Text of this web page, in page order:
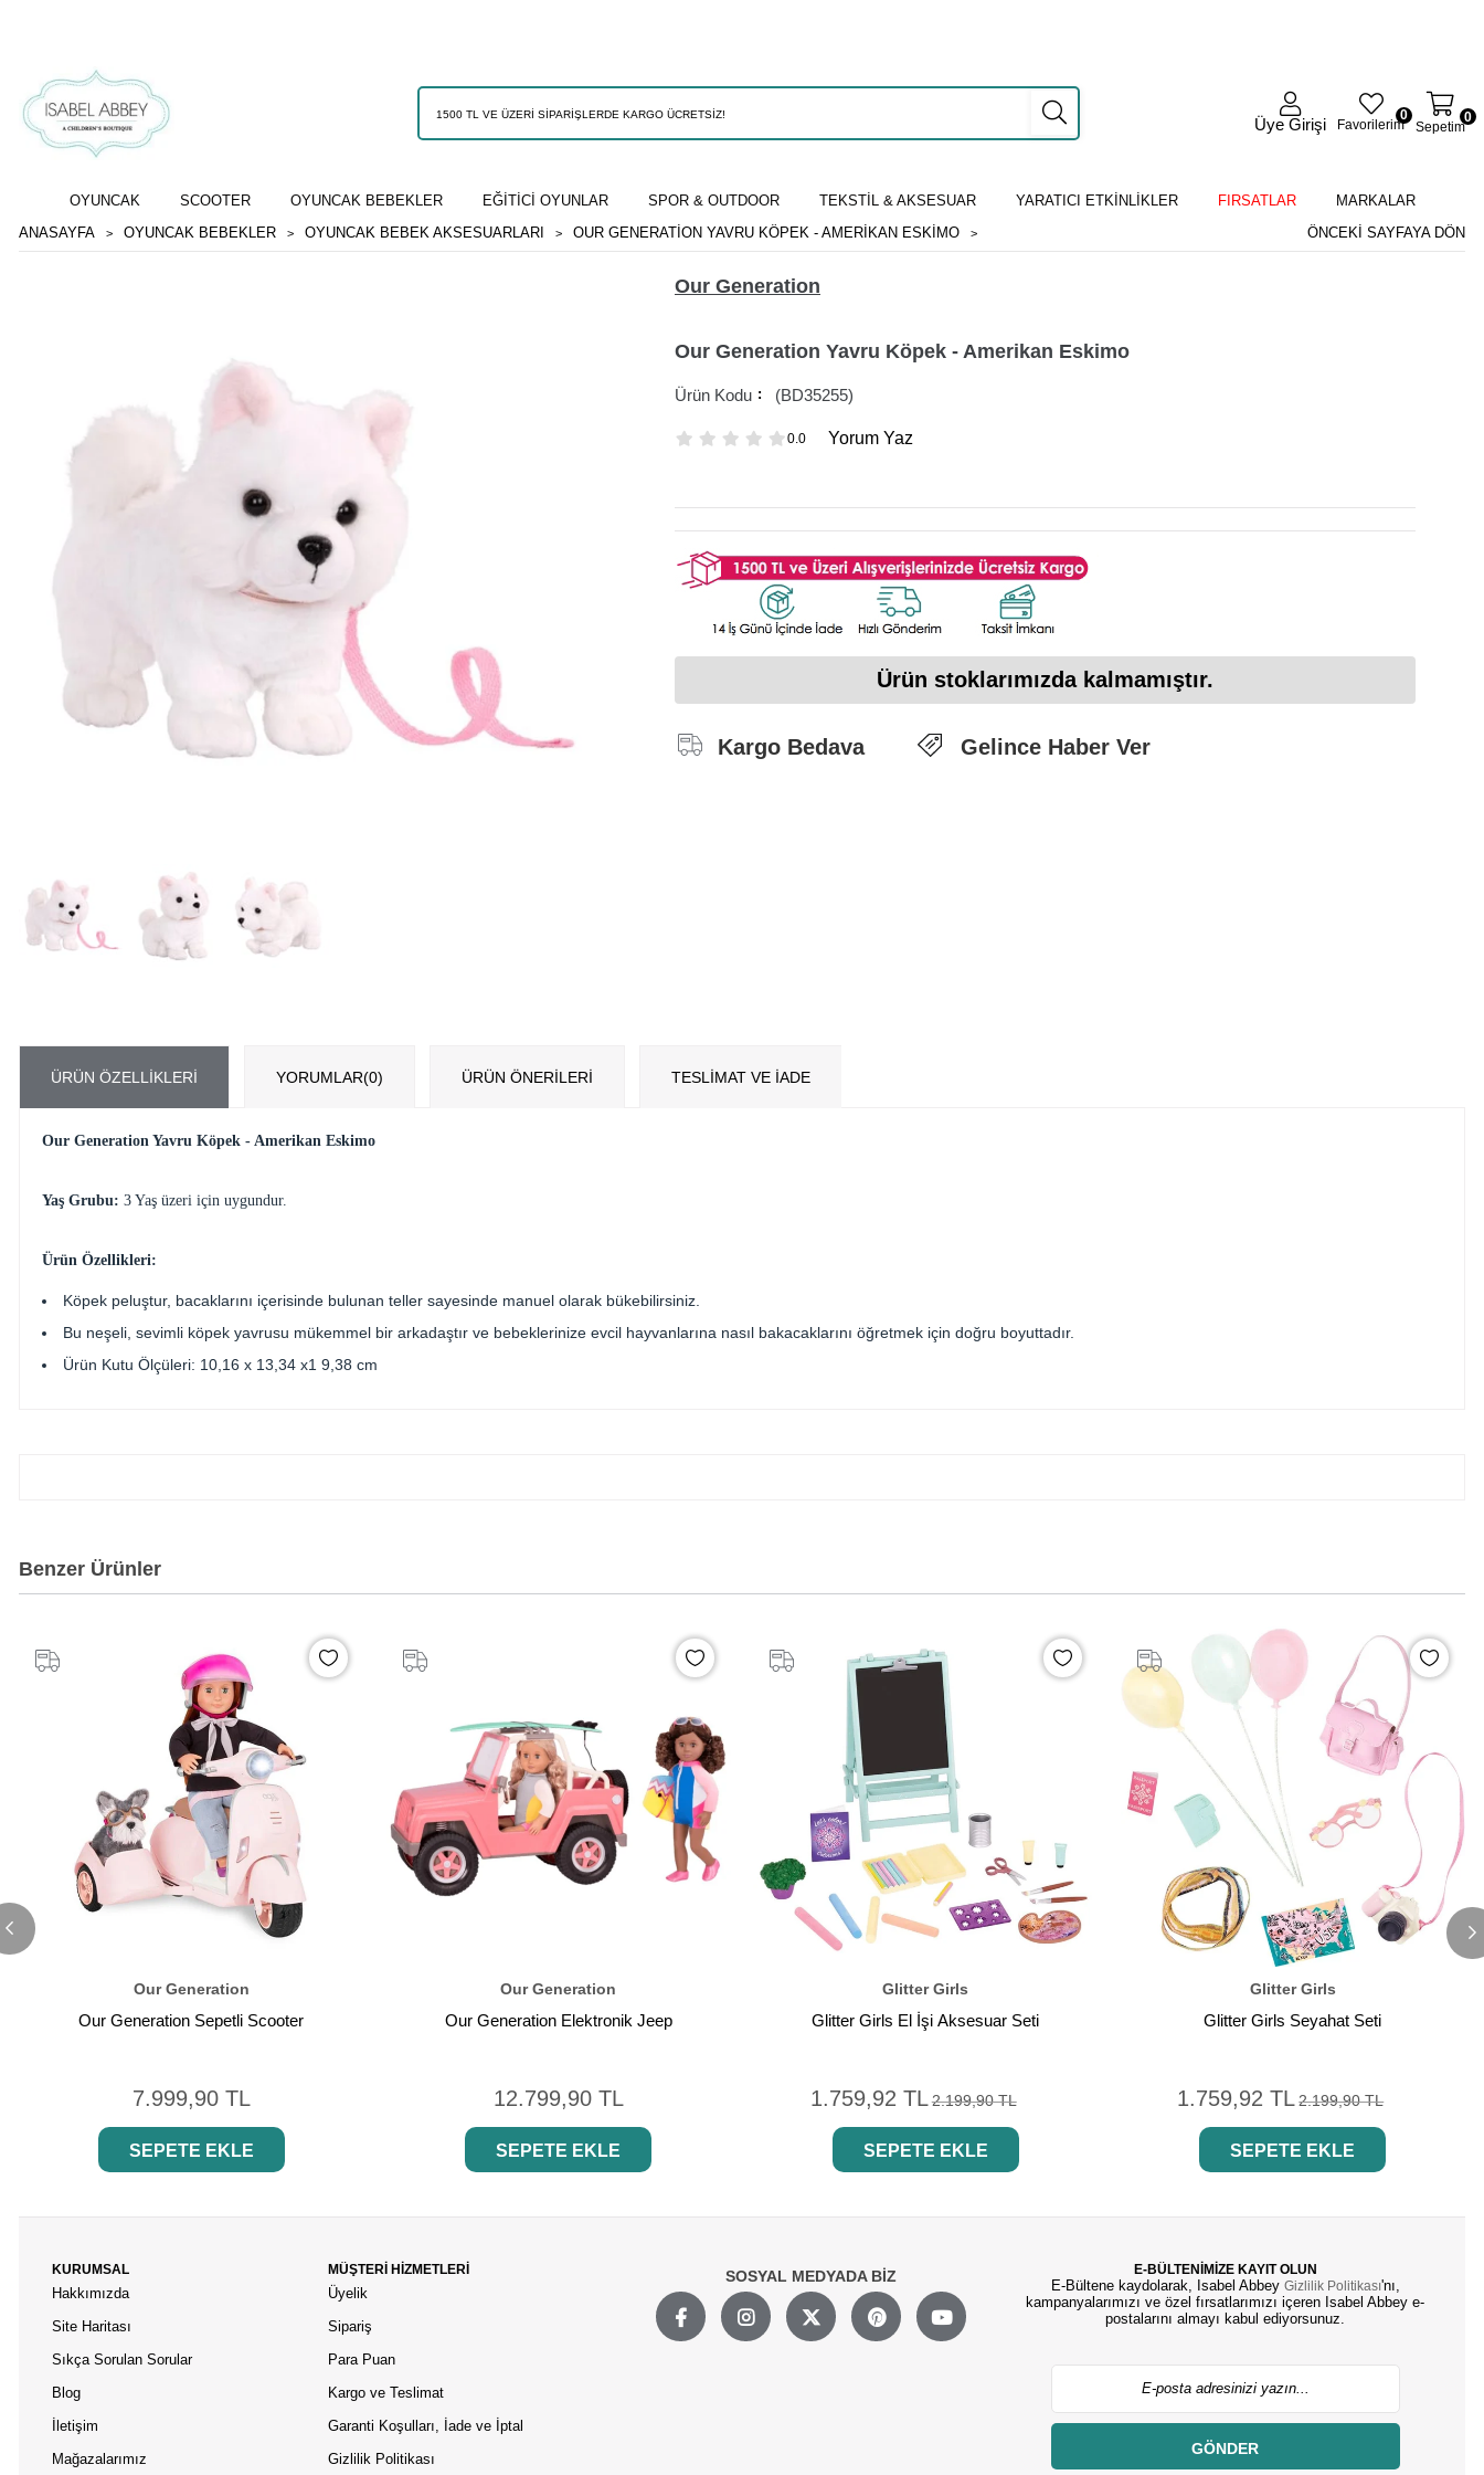
Üye Girişi Favorilerim
0
Sepetim
0
OYUNCAK SCOOTER OYUNCAK BEBEKLER EĞİTİCİ OYUNLAR SPOR & OUTDOOR TEKSTİL & AKSESUAR YARATICI ETKİNLİKLER FIRSATLAR
MARKALAR
ANASAYFA
OYUNCAK BEBEKLER OYUNCAK BEBEK AKSESUARLARI OUR GENERATION YAVRU KÖPEK - AMERIKAN ESKIMO ÖNCEKI SAYFAYA DÖN
Our Generation
Our Generation Yavru Köpek - Amerikan Eskimo
(BD35255)
0.0 Yorum Yaz
Ürün stoklarımızda kalmamıştır.
Kargo Bedava Gelince Haber Ver
ÜRÜN ÖZELLIKLERI YORUMLAR(0) ÜRÜN ÖNERILERI TESLİMAT VE İADE
Our Generation Yavru Köpek - Amerikan Eskimo
Yaş Grubu: 3 Yaş üzeri için uygundur.
Ürün Özellikleri:
Köpek peluştur, bacaklarını içerisinde bulunan teller sayesinde manuel olarak bükebilirsiniz.
Bu neşeli, sevimli köpek yavrusu mükemmel bir arkadaştır ve bebeklerinize evcil hayvanlarına nasıl bakacaklarını öğretmek için doğru boyuttadır.
Ürün Kutu Ölçüleri: 10,16 x 13,34 x1 9,38 cm
Benzer Ürünler
Our Generation
Our Generation Sepetli Scooter
7.999,90 TL
SEPETE EKLE
Our Generation
Our Generation Elektronik Jeep
12.799,90 TL
SEPETE EKLE
Glitter Girls
Glitter Girls El İşi Aksesuar Seti
1.759,92 TL2.199,90 TL
%20
SEPETE EKLE
Glitter Girls
Glitter Girls Seyahat Seti
1.759,92 TL 2.199,90 TL
%20
İndirim
SEPETE EKLE
KURUMSAL
Hakkımızda
Site Haritası
Sıkça Sorulan Sorular
Blog
İletişim
Mağazalarımız
MÜŞTERİ HİZMETLERİ
Üyelik
Sipariş
Para Puan
Kargo ve Teslimat
Garanti Koşulları, İade ve İptal
Gizlilik Politikası
SOSYAL MEDYADA BİZ E-BÜLTENİMİZE KAYIT OLUN
E-Bültene kaydolarak, Isabel Abbey Gizlilik Politikası'nı,
kampanyalarımızı ve özel fırsatlarımızı içeren Isabel Abbey e-
postalarını almayı kabul ediyorsunuz.
GÖNDER